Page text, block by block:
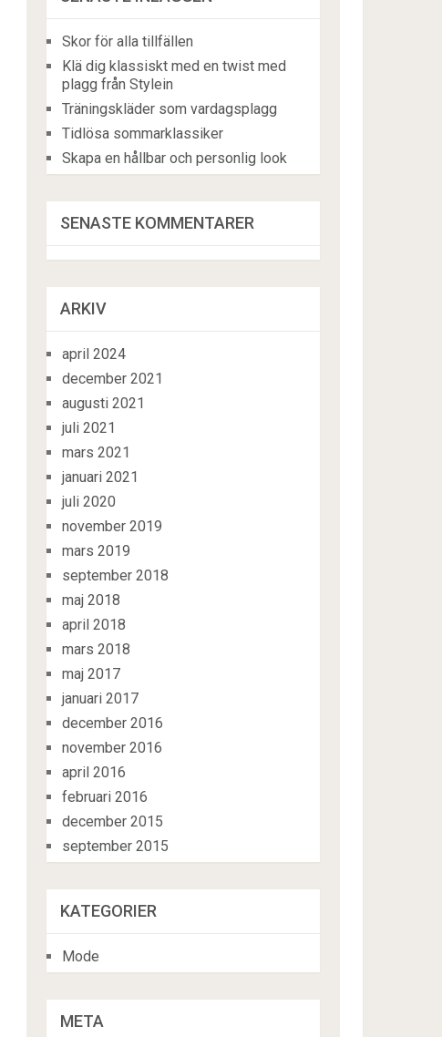
Skor för alla tillfällen
Klä dig klassiskt med en twist med
plagg från Stylein
Träningskläder som vardagsplagg
Tidlösa sommarklassiker
Skapa en hållbar och personlig look
SENASTE KOMMENTARER
ARKIV
april 2024
december 2021
augusti 2021
juli 2021
mars 2021
januari 2021
juli 2020
november 2019
mars 2019
september 2018
maj 2018
april 2018
mars 2018
maj 2017
januari 2017
december 2016
november 2016
april 2016
februari 2016
december 2015
september 2015
KATEGORIER
Mode
META